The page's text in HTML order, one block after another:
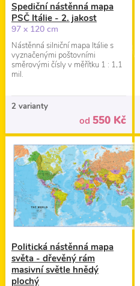
Spediční nástěnná mapa
PSČ Itálie - 2. jakost
97 x 120 cm
Nástěnná silniční mapa Itálie s
vyznačenými poštovními
směrovými čísly v měřítku 1 : 1,1
mil.
2 varianty
od 550 Kč
Politická nástěnná mapa
světa - dřevěný rám
masivní světle hnědý
plochý